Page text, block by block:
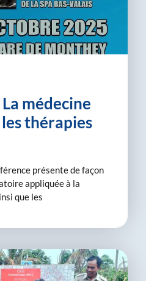
médecine
thérapies
présente de façon
appliquée à la
que les